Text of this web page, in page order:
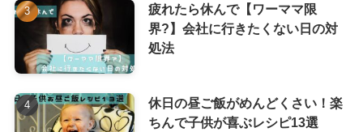
疲れたら休んで【ワーママ限
界?】会社に行きたくない日の対
処法
休日の昼ご飯がめんどくさい！楽
ちんで子供が喜ぶレシピ13選